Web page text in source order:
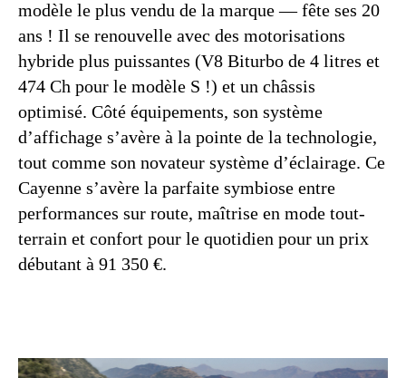
modèle le plus vendu de la marque — fête ses 20
ans ! Il se renouvelle avec des motorisations
hybride plus puissantes (V8 Biturbo de 4 litres et
474 Ch pour le modèle S !) et un châssis
optimisé. Côté équipements, son système
d’affichage s’avère à la pointe de la technologie,
tout comme son novateur système d’éclairage. Ce
Cayenne s’avère la parfaite symbiose entre
performances sur route, maîtrise en mode tout-
terrain et confort pour le quotidien pour un prix
débutant à 91 350 €.